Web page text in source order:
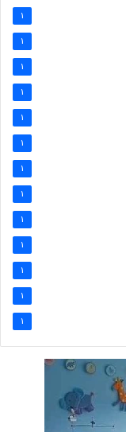
1
1
1
1
1
1
1
1
1
1
1
1
1